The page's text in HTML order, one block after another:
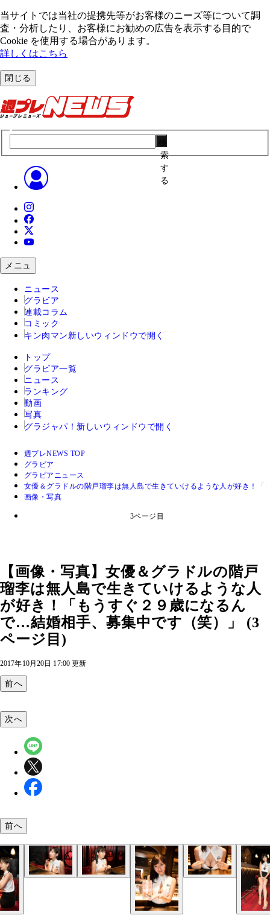
当サイトでは当社の提携先等がお客様のニーズ等について調
査・分析したり、お客様にお勧めの広告を表⽰する⽬的で
Cookie を使⽤する場合があります。
詳しくはこちら
閉じる
索
す
る
メニュ
ニュース
グラビア
連載コラム
コミック
キン肉マン 新しいウィンドウで開く
トップ
グラビア一覧
ニュース
ランキング
動画
写真
グラジャパ！ 新しいウィンドウで開く
週プレNEWS TOP
グラビア
グラビアニュース
女優＆グラドルの階戸瑠李は無人島で生きていけるような人が好き！
画像・写真
3ページ目
【画像・写真】女優＆グラドルの階戸
瑠李は無人島で生きていけるような人
が好き！「もうすぐ２９歳になるん
で…結婚相手、募集中です（笑）」 (3
ページ目)
2017年10月20日 17:00 更新
前へ
セクシーさも抜群ですが、ふとしたかわいらしさ
普段はわりとインドア派のようです
次へ
前へ